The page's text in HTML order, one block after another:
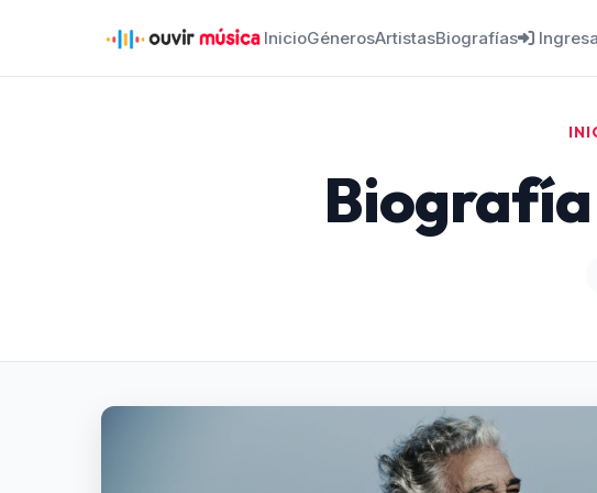
InicioGénerosArtistasBiografías
Biografía